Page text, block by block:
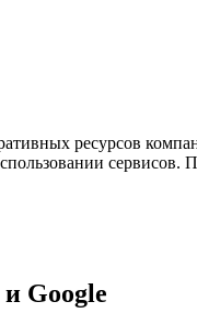
ресурсов
Google